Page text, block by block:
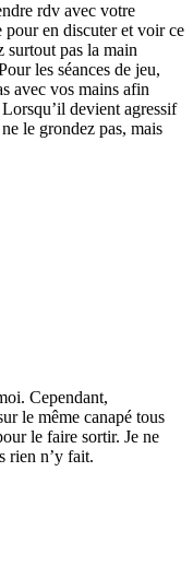
rdv avec votre
pour en discuter et voir ce
surtout pas la main
les séances de jeu,
avec vos mains afin
devient agressif
le grondez pas, mais
Cependant,
le même canapé tous
le faire sortir. Je ne
rien n’y fait.